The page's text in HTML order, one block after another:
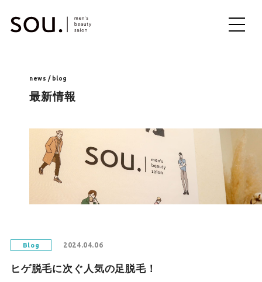
ME
news / blog
最新情報
Blog 2024.04.06
ヒゲ脱毛に次ぐ人気の足脱毛！